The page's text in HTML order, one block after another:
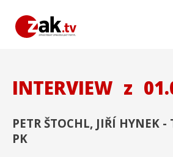
INTERVIEW z
PETR ŠTOCHL, JIŘÍ HYNEK
PK